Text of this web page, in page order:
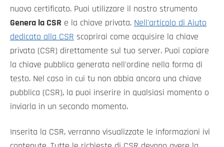
nuovo certificato. Puoi utilizzare il nostro strumento
Genera la CSR e la chiave privata. Nell'articolo di Aiuto
dedicato alla CSR scoprirai come acquisire la chiave
privata (CSR) direttamente sul tuo server. Puoi copiare
la chiave pubblica generata nell'ordine nella forma di
testo. Nel caso in cui tu non abbia ancora una chiave
pubblica (CSR), la puoi inserire in qualsiasi momento o
inviarla in un secondo momento.
Inserita la CSR, verranno visualizzate le informazioni ivi